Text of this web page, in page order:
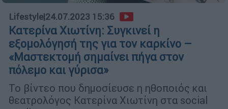
Lifestyle|24.07.2023 15:36
Κατερίνα Χιωτίνη: Συγκινεί η
εξομολόγησή της για τον καρκίνο –
«Μαστεκτομή σημαίνει πήγα στον
πόλεμο και γύρισα»
Το βίντεο που δημοσίευσε η ηθοποιός και
θεατρολόγος Κατερίνα Χιωτίνη στα social